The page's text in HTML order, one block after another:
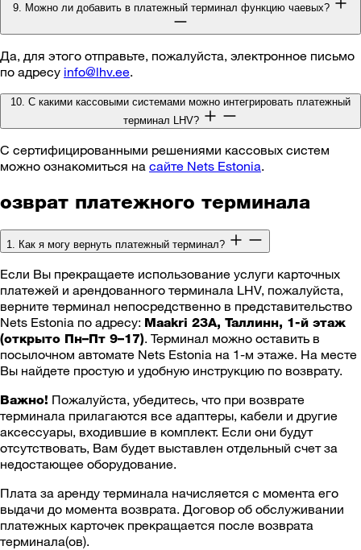
9. Можно ли добавить в платежный терминал функцию чаевых?
Да, для этого отправьте, пожалуйста, электронное письмо
по адресу info@lhv.ee.
10. С какими кассовыми системами можно интегрировать платежный
терминал LHV?
С сертифицированными решениями кассовых систем
можно ознакомиться на сайте Nets Estonia.
озврат платежного терминала
1. Как я могу вернуть платежный терминал?
Если Вы прекращаете использование услуги карточных
платежей и арендованного терминала LHV, пожалуйста,
верните терминал непосредственно в представительство
Nets Estonia по адресу: Maakri 23A, Таллинн, 1-й этаж
(открыто Пн–Пт 9–17). Терминал можно оставить в
посылочном автомате Nets Estonia на 1-м этаже. На месте
Вы найдете простую и удобную инструкцию по возврату.
Важно! Пожалуйста, убедитесь, что при возврате
терминала прилагаются все адаптеры, кабели и другие
аксессуары, входившие в комплект. Если они будут
отсутствовать, Вам будет выставлен отдельный счет за
недостающее оборудование.
Плата за аренду терминала начисляется с момента его
выдачи до момента возврата. Договор об обслуживании
платежных карточек прекращается после возврата
терминала(ов).